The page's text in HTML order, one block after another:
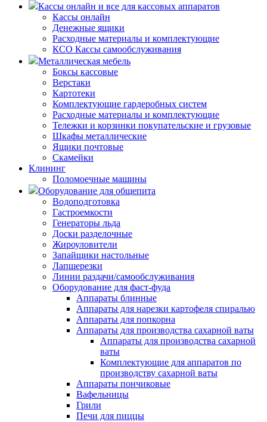
Кассы онлайн и все для кассовых аппаратов
Кассы онлайн
Денежные ящики
Расходные материалы и комплектующие
КСО Кассы самообслуживания
Металлическая мебель
Боксы кассовые
Верстаки
Картотеки
Комплектующие гардеробных систем
Расходные материалы и комплектующие
Тележки и корзинки покупательские и грузовые
Шкафы металлические
Ящики почтовые
Скамейки
Клининг
Поломоечные машины
Оборудование для общепита
Водоподготовка
Гастроемкости
Генераторы льда
Доски разделочные
Жироуловители
Запайщики настольные
Лапшерезки
Линии раздачи/самообслуживания
Оборудование для фаст-фуда
Аппараты блинные
Аппараты для нарезки картофеля спиралью
Аппараты для попкорна
Аппараты для производства сахарной ваты
Аппараты для производства сахарной
ваты
Комплектующие для аппаратов по
производству сахарной ваты
Аппараты пончиковые
Вафельницы
Грили
Печи для пиццы